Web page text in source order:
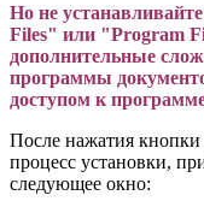
Но не
Files" или "Program
дополнительные
программы
доступом к
После нажатия
процесс установки,
следующее окно: